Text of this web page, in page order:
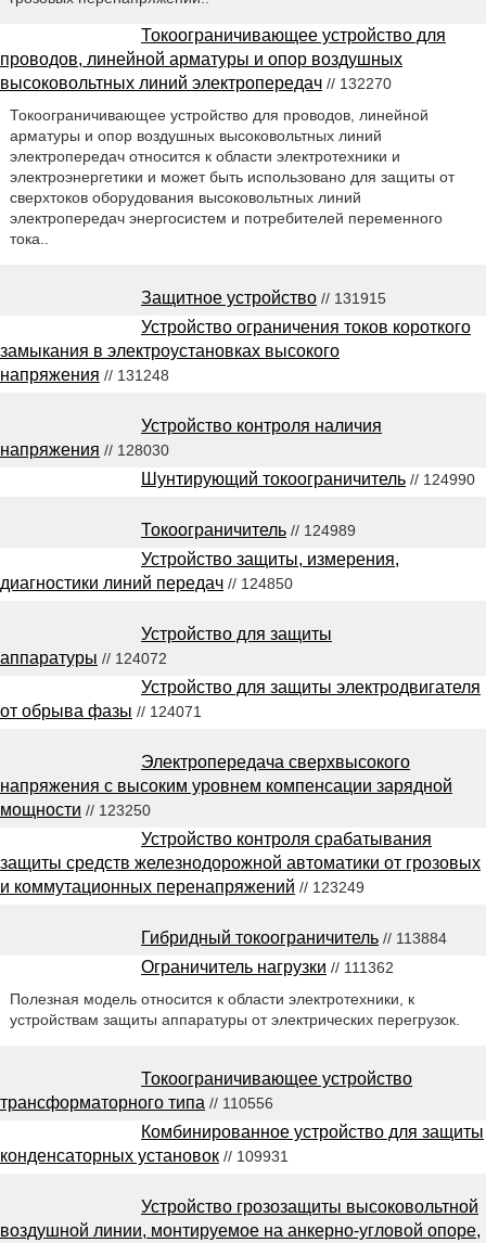
Токоограничивающее устройство для
проводов, линейной арматуры и опор воздушных
высоковольтных линий электропередач // 132270
Токоограничивающее устройство для проводов, линейной
арматуры и опор воздушных высоковольтных линий
электропередач относится к области электротехники и
электроэнергетики и может быть использовано для защиты от
сверхтоков оборудования высоковольтных линий
электропередач энергосистем и потребителей переменного
тока..
Защитное устройство // 131915
Устройство ограничения токов короткого
замыкания в электроустановках высокого
напряжения // 131248
Устройство контроля наличия
напряжения // 128030
Шунтирующий токоограничитель // 124990
Токоограничитель // 124989
Устройство защиты, измерения,
диагностики линий передач // 124850
Устройство для защиты
аппаратуры // 124072
Устройство для защиты электродвигателя
от обрыва фазы // 124071
Электропередача сверхвысокого
напряжения с высоким уровнем компенсации зарядной
мощности // 123250
Устройство контроля срабатывания
защиты средств железнодорожной автоматики от грозовых
и коммутационных перенапряжений // 123249
Гибридный токоограничитель // 113884
Ограничитель нагрузки // 111362
Полезная модель относится к области электротехники, к
устройствам защиты аппаратуры от электрических перегрузок.
Токоограничивающее устройство
трансформаторного типа // 110556
Комбинированное устройство для защиты
конденсаторных установок // 109931
Устройство грозозащиты высоковольтной
воздушной линии, монтируемое на анкерно-угловой опоре,